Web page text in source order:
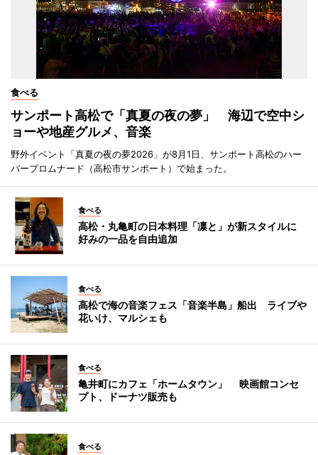
食べる
サンポート高松で「真夏の夜の夢」 海辺で空中シ
ョーや地産グルメ、音楽
野外イベント「真夏の夜の夢2026」が8月1日、サンポート高松のハー
バープロムナード（高松市サンポート）で始まった。
食べる
高松・丸亀町の日本料理「凛と」が新スタイルに
好みの一品を自由追加
食べる
高松で海の音楽フェス「音楽半島」船出 ライブや
花いけ、マルシェも
食べる
亀井町にカフェ「ホームタウン」 映画館コンセ
プト、ドーナツ販売も
食べる